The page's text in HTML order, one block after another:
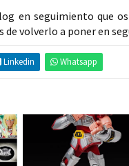
en seguimiento que
volverlo a poner en
Linkedin Whatsapp